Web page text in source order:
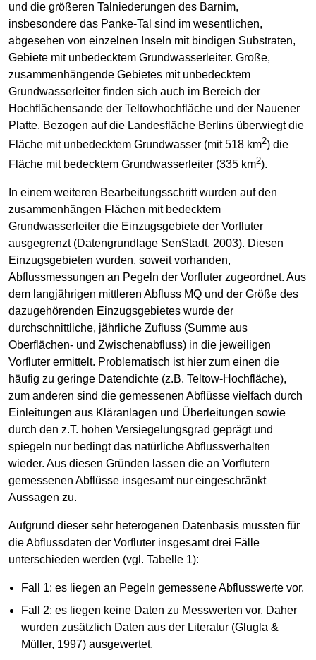
und die größeren Talniederungen des Barnim,
insbesondere das Panke-Tal sind im wesentlichen,
abgesehen von einzelnen Inseln mit bindigen Substraten,
Gebiete mit unbedecktem Grundwasserleiter. Große,
zusammenhängende Gebietes mit unbedecktem
Grundwasserleiter finden sich auch im Bereich der
Hochflächensande der Teltowhochfläche und der Nauener
Platte. Bezogen auf die Landesfläche Berlins überwiegt die
Fläche mit unbedecktem Grundwasser (mit 518 km2) die
Fläche mit bedecktem Grundwasserleiter (335 km2).
In einem weiteren Bearbeitungsschritt wurden auf den
zusammenhängen Flächen mit bedecktem
Grundwasserleiter die Einzugsgebiete der Vorfluter
ausgegrenzt (Datengrundlage SenStadt, 2003). Diesen
Einzugsgebieten wurden, soweit vorhanden,
Abflussmessungen an Pegeln der Vorfluter zugeordnet. Aus
dem langjährigen mittleren Abfluss MQ und der Größe des
dazugehörenden Einzugsgebietes wurde der
durchschnittliche, jährliche Zufluss (Summe aus
Oberflächen- und Zwischenabfluss) in die jeweiligen
Vorfluter ermittelt. Problematisch ist hier zum einen die
häufig zu geringe Datendichte (z.B. Teltow-Hochfläche),
zum anderen sind die gemessenen Abflüsse vielfach durch
Einleitungen aus Kläranlagen und Überleitungen sowie
durch den z.T. hohen Versiegelungsgrad geprägt und
spiegeln nur bedingt das natürliche Abflussverhalten
wieder. Aus diesen Gründen lassen die an Vorflutern
gemessenen Abflüsse insgesamt nur eingeschränkt
Aussagen zu.
Aufgrund dieser sehr heterogenen Datenbasis mussten für
die Abflussdaten der Vorfluter insgesamt drei Fälle
unterschieden werden (vgl. Tabelle 1):
Fall 1: es liegen an Pegeln gemessene Abflusswerte vor.
Fall 2: es liegen keine Daten zu Messwerten vor. Daher
wurden zusätzlich Daten aus der Literatur (Glugla &
Müller, 1997) ausgewertet.